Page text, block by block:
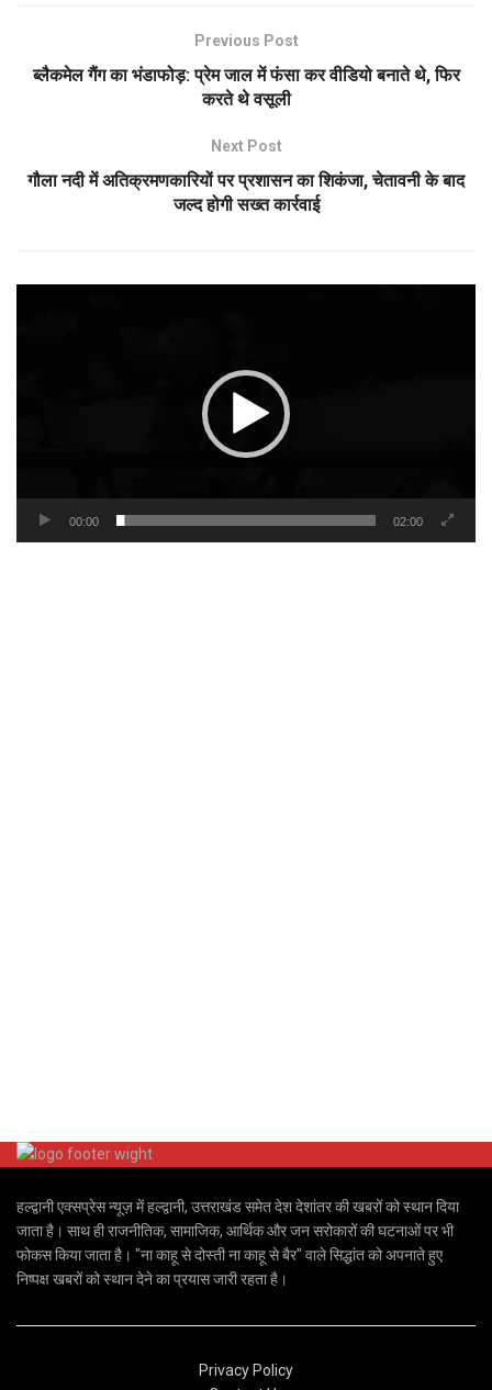
Previous Post
ब्लैकमेल गैंग का भंडाफोड़: प्रेम जाल में फंसा कर वीडियो बनाते थे, फिर
करते थे वसूली
Next Post
गौला नदी में अतिक्रमणकारियों पर प्रशासन का शिकंजा, चेतावनी के बाद
जल्द होगी सख्त कार्रवाई
00:00 02:00
हल्द्वानी एक्सप्रेस न्यूज़ में हल्द्वानी, उत्तराखंड समेत देश देशांतर की खबरों को स्थान दिया
जाता है। साथ ही राजनीतिक, सामाजिक, आर्थिक और जन सरोकारों की घटनाओं पर भी
फोकस किया जाता है। "ना काहू से दोस्ती ना काहू से बैर" वाले सिद्धांत को अपनाते हुए
निष्पक्ष खबरों को स्थान देने का प्रयास जारी रहता है।
Privacy Policy